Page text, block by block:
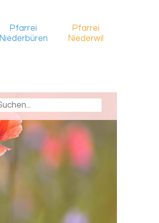
Pfarrei
Niederbüren
Pfarrei
Niederwil